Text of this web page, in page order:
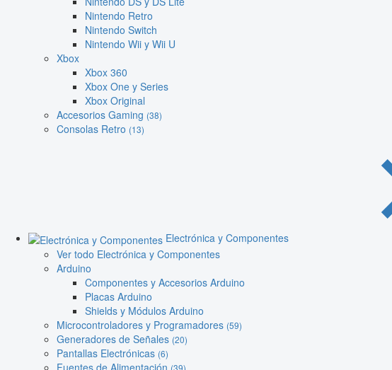
Nintendo Retro
Nintendo Switch
Nintendo Wii y Wii U
Xbox
Xbox 360
Xbox One y Series
Xbox Original
Accesorios Gaming (38)
Consolas Retro (13)
Electrónica y Componentes
Ver todo Electrónica y Componentes
Arduino
Componentes y Accesorios Arduino
Placas Arduino
Shields y Módulos Arduino
Microcontroladores y Programadores (59)
Generadores de Señales (20)
Pantallas Electrónicas (6)
Fuentes de Alimentación (39)